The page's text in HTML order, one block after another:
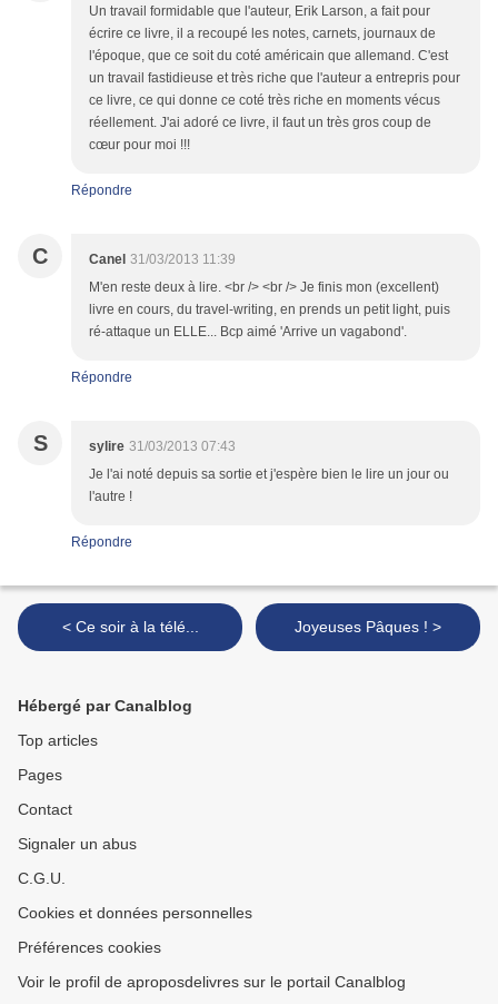
Un travail formidable que l'auteur, Erik Larson, a fait pour
écrire ce livre, il a recoupé les notes, carnets, journaux de
l'époque, que ce soit du coté américain que allemand. C'est
un travail fastidieuse et très riche que l'auteur a entrepris pour
ce livre, ce qui donne ce coté très riche en moments vécus
réellement. J'ai adoré ce livre, il faut un très gros coup de
cœur pour moi !!!
Répondre
C Canel 31/03/2013 11:39
M'en reste deux à lire. <br /> <br /> Je finis mon (excellent)
livre en cours, du travel-writing, en prends un petit light, puis
ré-attaque un ELLE... Bcp aimé 'Arrive un vagabond'.
Répondre
S sylire 31/03/2013 07:43
Je l'ai noté depuis sa sortie et j'espère bien le lire un jour ou
l'autre !
Répondre
< Ce soir à la télé... Joyeuses Pâques ! >
Hébergé par Canalblog
Top articles
Pages
Contact
Signaler un abus
C.G.U.
Cookies et données personnelles
Préférences cookies
Voir le profil de aproposdelivres sur le portail Canalblog